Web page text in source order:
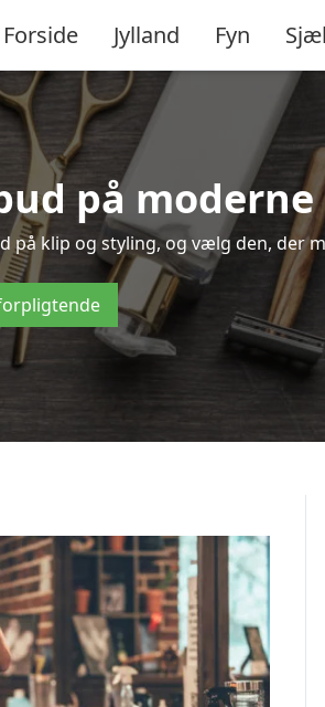
Forside Jylland Fyn
på
på klip og styling, og vælg den, der